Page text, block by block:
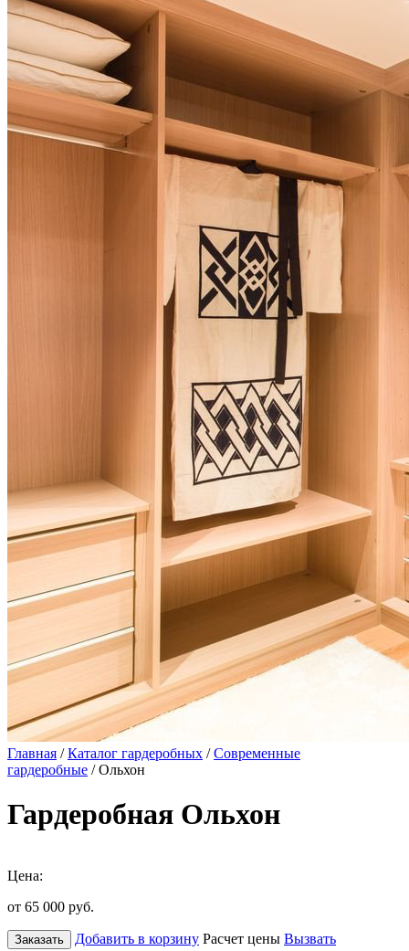
Главная /Каталог гардеробных /Современные
гардеробные / Ольхон
Гардеробная Ольхон
Цена:
от 65 000 руб.
Заказать Добавить в корзину Расчет цены Вызвать